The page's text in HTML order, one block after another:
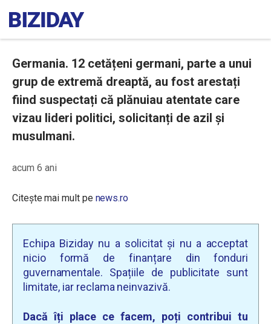
Germania. 12 cetățeni germani, parte a unui
grup de extremă dreaptă, au fost arestați
fiind suspectați că plănuiau atentate care
vizau lideri politici, solicitanți de azil și
musulmani.
acum 6 ani
Citește mai mult pe news.ro
Echipa Biziday nu a solicitat și nu a acceptat
nicio formă de finanțare din fonduri
guvernamentale. Spațiile de publicitate sunt
limitate, iar reclama neinvazivă.
Dacă îți place ce facem, poți contribui tu